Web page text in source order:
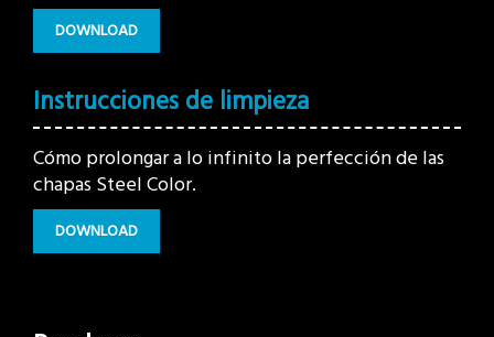
DOWNLOAD
Instrucciones de limpieza
Cómo prolongar a lo infinito la perfección de las
chapas Steel Color.
DOWNLOAD